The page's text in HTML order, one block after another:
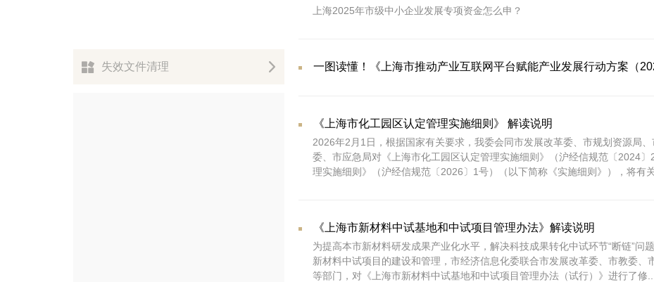
失效文件清理
上海2025年市级中小企业发展专项资金怎么申？
一图读懂！《上海市推动产业互联网平台赋能产业发展行动方案（
《上海市化工园区认定管理实施细则》 解读说明
2026年2月1日，根据国家有关要求，我委会同市发展改革委、市规划资源局
委、市应急局对《上海市化工园区认定管理实施细则》（沪经信规范〔2024
理实施细则》（沪经信规范〔2026〕1号）（以下简称《实施细则》），将有关
《上海市新材料中试基地和中试项目管理办法》解读说明
为提高本市新材料研发成果产业化水平，解决科技成果转化中试环节“断链”问
新材料中试项目的建设和管理，市经济信息化委联合市发展改革委、市教委
等部门，对《上海市新材料中试基地和中试项目管理办法（试行）》进行了修...